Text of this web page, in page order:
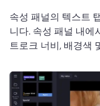
속성 패널의 텍스트
니다. 속성 패널 내에
트로크 너비, 배경색